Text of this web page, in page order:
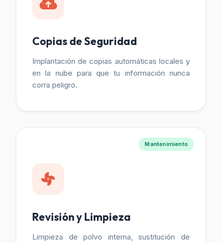
Copias de Seguridad
Implantación de copias automáticas locales y
en la nube para que tu información nunca
corra peligro.
Mantenimiento
Revisión y Limpieza
Limpieza de polvo interna, sustitución de